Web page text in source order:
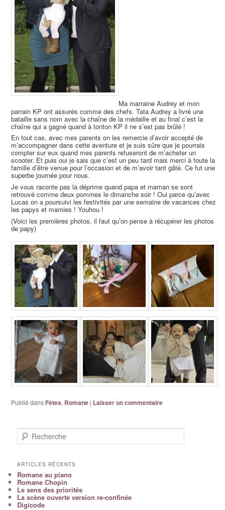
Ma marraine Audrey et mon
parrain KP ont assurés comme des chefs. Tata Audrey a livré une
bataille sans nom avec la chaîne de la médaille et au final c’est la
chaîne qui a gagné quand à tonton KP il ne s’est pas brûlé !
En tout cas, avec mes parents on les remercie d’avoir accepté de
m’accompagner dans cette aventure et je suis sûre que je pourrais
compter sur eux quand mes parents refuseront de m’acheter un
scooter. Et puis oui je sais que c’est un peu tard mais merci à toute la
famille d’être venue pour l’occasion et de m’avoir tant gâté. Ce fut une
superbe journée pour nous.
Je vous raconte pas la déprime quand papa et maman se sont
retrouvé comme deux pommes le dimanche soir ! Oui parce qu’avec
Lucas on a poursuivi les festivités par une semaine de vacances chez
les papys et mamies ! Youhou !
(Voici les premières photos, il faut qu’on pense à récupérer les photos
de papy)
Publié dans Fêtes, Romane | Laisser un commentaire
Recherche
ARTICLES RÉCENTS
Romane au piano
Romane Chopin
Le sens des priorités
La scène ouverte version re-confinée
Digicode